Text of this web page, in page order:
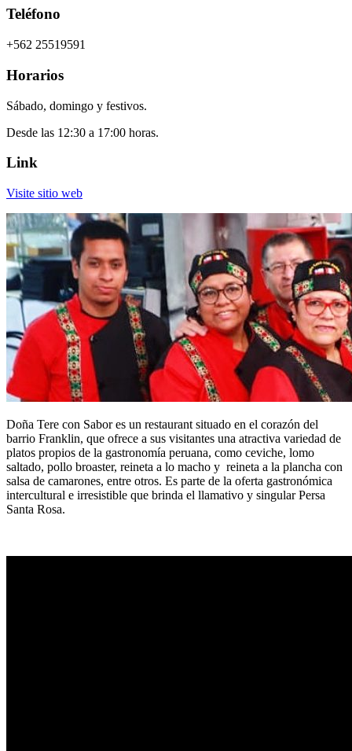
Teléfono
+562 25519591
Horarios
Sábado, domingo y festivos.
Desde las 12:30 a 17:00 horas.
Link
Visite sitio web
Doña Tere con Sabor es un restaurant situado en el corazón del
barrio Franklin, que ofrece a sus visitantes una atractiva variedad de
platos propios de la gastronomía peruana, como ceviche, lomo
saltado, pollo broaster, reineta a lo macho y reineta a la plancha con
salsa de camarones, entre otros. Es parte de la oferta gastronómica
intercultural e irresistible que brinda el llamativo y singular Persa
Santa Rosa.